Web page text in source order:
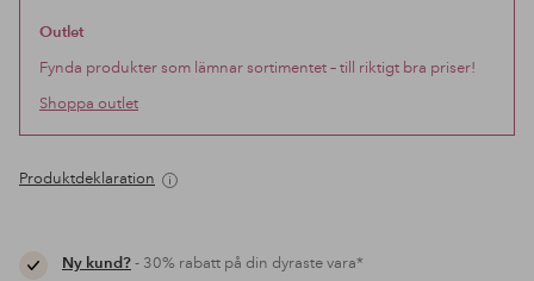
Outlet
Fynda produkter som lämnar sortimentet – till riktigt bra priser!
Shoppa outlet
Produktdeklaration
Ny kund?- 30% rabatt på din dyraste vara*